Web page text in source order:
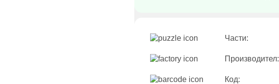
Части:
Производител:
Код: